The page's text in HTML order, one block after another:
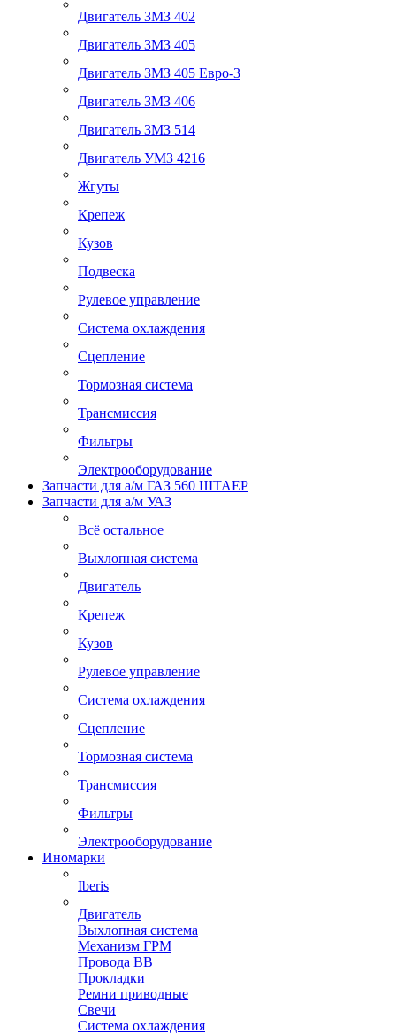
Двигатель ЗМЗ 402
Двигатель ЗМЗ 405
Двигатель ЗМЗ 405 Евро-3
Двигатель ЗМЗ 406
Двигатель ЗМЗ 514
Двигатель УМЗ 4216
Жгуты
Крепеж
Кузов
Подвеска
Рулевое управление
Система охлаждения
Сцепление
Тормозная система
Трансмиссия
Фильтры
Электрооборудование
Запчасти для а/м ГАЗ 560 ШТАЕР
Запчасти для а/м УАЗ
Всё остальное
Выхлопная система
Двигатель
Крепеж
Кузов
Рулевое управление
Система охлаждения
Сцепление
Тормозная система
Трансмиссия
Фильтры
Электрооборудование
Иномарки
Iberis
Двигатель
Выхлопная система
Механизм ГРМ
Провода ВВ
Прокладки
Ремни приводные
Свечи
Система охлаждения